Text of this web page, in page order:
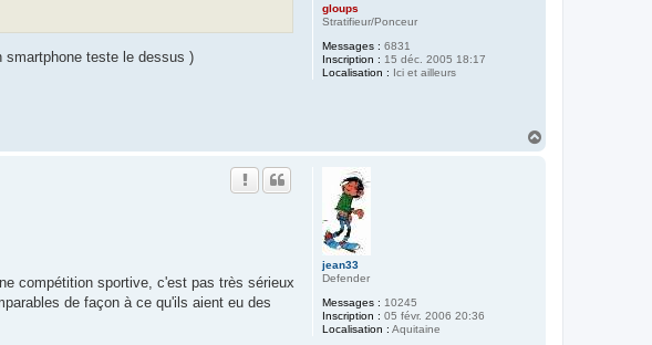
gloups
Stratifieur/Ponceur
Messages : 6831
Inscription : 15 déc. 2005 18:17
Localisation : Ici et ailleurs
smartphone teste le dessus )
jean33
Defender
Messages : 10245
Inscription : 05 févr. 2006 20:36
Localisation : Aquitaine
compétition sportive, c'est pas très sérieux
de façon à ce qu'ils aient eu des